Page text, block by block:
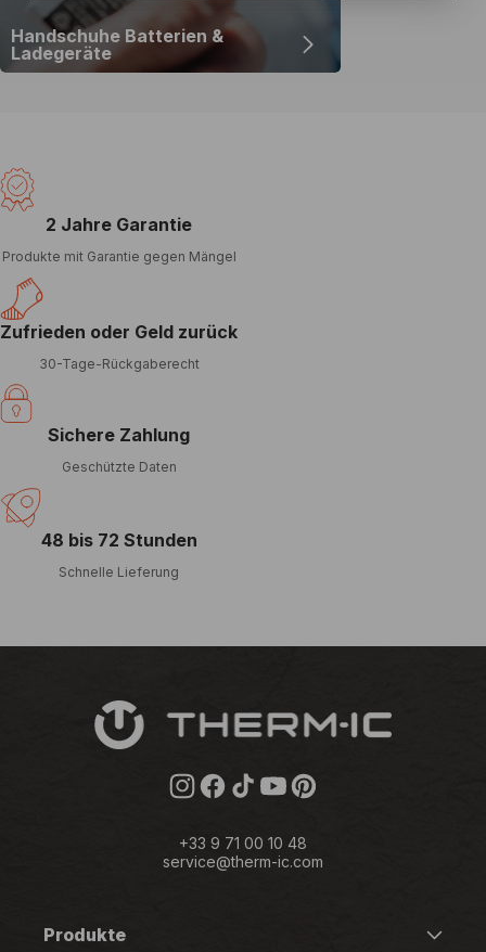
Handschuhe Batterien &
Ladegeräte
2 Jahre Garantie
Produkte mit Garantie gegen Mängel
Zufrieden oder Geld zurück
30-Tage-Rückgaberecht
Sichere Zahlung
Geschützte Daten
48 bis 72 Stunden
Schnelle Lieferung
InstagramFacebook
TikTokYouTubePinterest
+33 9 71 00 10 48
service@therm-ic.com
Produkte